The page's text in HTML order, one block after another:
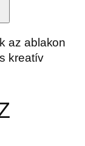
az ablakon
kreatív